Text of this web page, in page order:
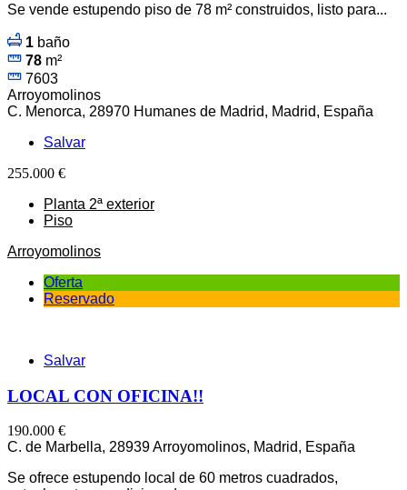
Se vende estupendo piso de 78 m² construidos, listo para...
1 baño
78 m²
7603
Arroyomolinos
C. Menorca, 28970 Humanes de Madrid, Madrid, España
Salvar
255.000 €
Planta 2ª exterior
Piso
Arroyomolinos
Oferta
Reservado
Salvar
LOCAL CON OFICINA!!
190.000 €
C. de Marbella, 28939 Arroyomolinos, Madrid, España
Se ofrece estupendo local de 60 metros cuadrados,